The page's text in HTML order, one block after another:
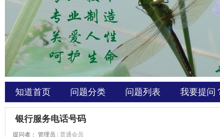
知道首页 问题分类 问题列表 我要提问
银行服务电话号码
提问者： 管理员
普通会员